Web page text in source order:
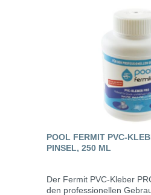
POOL FERMIT PVC-
PINSEL, 250 ML
Der Fermit PVC-Kleber
den professionellen